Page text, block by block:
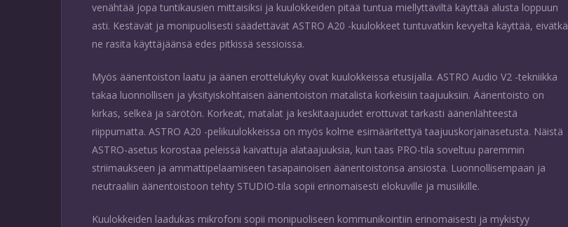
venähtää jopa tuntikausien mittaisiksi ja kuulokkeiden pitää tuntua miellyttäviltä käyttää alusta loppuun
asti. Kestävät ja monipuolisesti säädettävät ASTRO A20 -kuulokkeet tuntuvatkin kevyeltä käyttää, eivätkä
ne rasita käyttäjäänsä edes pitkissä sessioissa.
Myös äänentoiston laatu ja äänen erottelukyky ovat kuulokkeissa etusijalla. ASTRO Audio V2 -tekniikka
takaa luonnollisen ja yksityiskohtaisen äänentoiston matalista korkeisiin taajuuksiin. Äänentoisto on
kirkas, selkeä ja särötön. Korkeat, matalat ja keskitaajuudet erottuvat tarkasti äänenlähteestä
riippumatta. ASTRO A20 -pelikuulokkeissa on myös kolme esimääritettyä taajuuskorjainasetusta. Näistä
ASTRO-asetus korostaa peleissä kaivattuja alataajuuksia, kun taas PRO-tila soveltuu paremmin
striimaukseen ja ammattipelaamiseen tasapainoisen äänentoistonsa ansiosta. Luonnollisempaan ja
neutraaliin äänentoistoon tehty STUDIO-tila sopii erinomaisesti elokuville ja musiikille.
Kuulokkeiden laadukas mikrofoni sopii monipuoliseen kommunikointiin erinomaisesti ja mykistyy